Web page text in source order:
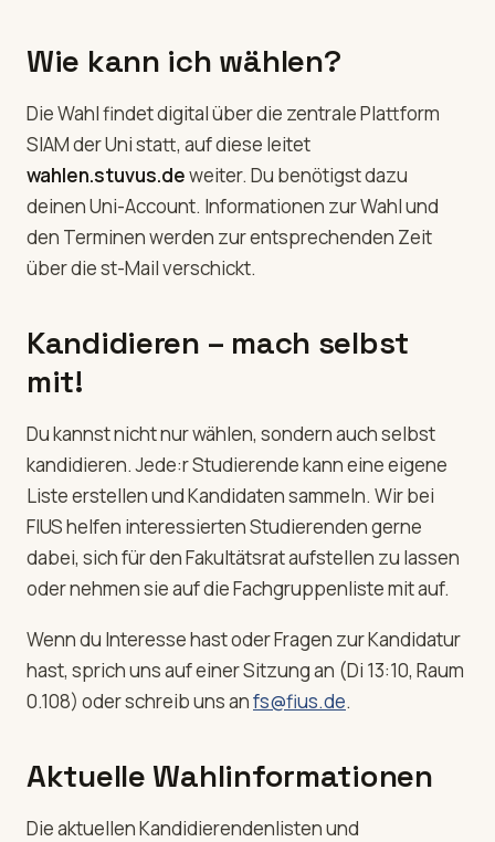
Wie kann ich wählen?
Die Wahl findet digital über die zentrale Plattform
SIAM der Uni statt, auf diese leitet
wahlen.stuvus.deweiter. Du benötigst dazu
deinen Uni-Account. Informationen zur Wahl und
den Terminen werden zur entsprechenden Zeit
über die st-Mail verschickt.
Kandidieren – mach selbst
mit!
Du kannst nicht nur wählen, sondern auch selbst
kandidieren. Jede:r Studierende kann eine eigene
Liste erstellen und Kandidaten sammeln. Wir bei
FIUS helfen interessierten Studierenden gerne
dabei, sich für den Fakultätsrat aufstellen zu lassen
oder nehmen sie auf die Fachgruppenliste mit auf.
Wenn du Interesse hast oder Fragen zur Kandidatur
hast, sprich uns auf einer Sitzung an (Di 13:10, Raum
0.108) oder schreib uns anfs@fius.de.
Aktuelle Wahlinformationen
Die aktuellen Kandidierendenlisten und